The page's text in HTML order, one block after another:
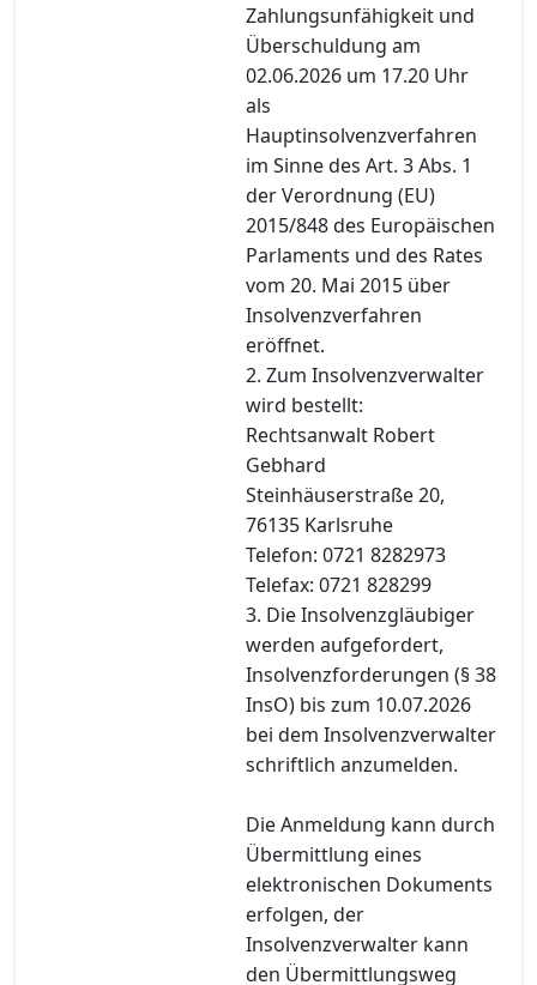
Zahlungsunfähigkeit und
Überschuldung am
02.06.2026 um 17.20 Uhr
als
Hauptinsolvenzverfahren
im Sinne des Art. 3 Abs. 1
der Verordnung (EU)
2015/848 des Europäischen
Parlaments und des Rates
vom 20. Mai 2015 über
Insolvenzverfahren
eröffnet.
2. Zum Insolvenzverwalter
wird bestellt:
Rechtsanwalt Robert
Gebhard
Steinhäuserstraße 20,
76135 Karlsruhe
Telefon: 0721 8282973
Telefax: 0721 828299
3. Die Insolvenzgläubiger
werden aufgefordert,
Insolvenzforderungen (§ 38
InsO) bis zum 10.07.2026
bei dem Insolvenzverwalter
schriftlich anzumelden.
Die Anmeldung kann durch
Übermittlung eines
elektronischen Dokuments
erfolgen, der
Insolvenzverwalter kann
den Übermittlungsweg